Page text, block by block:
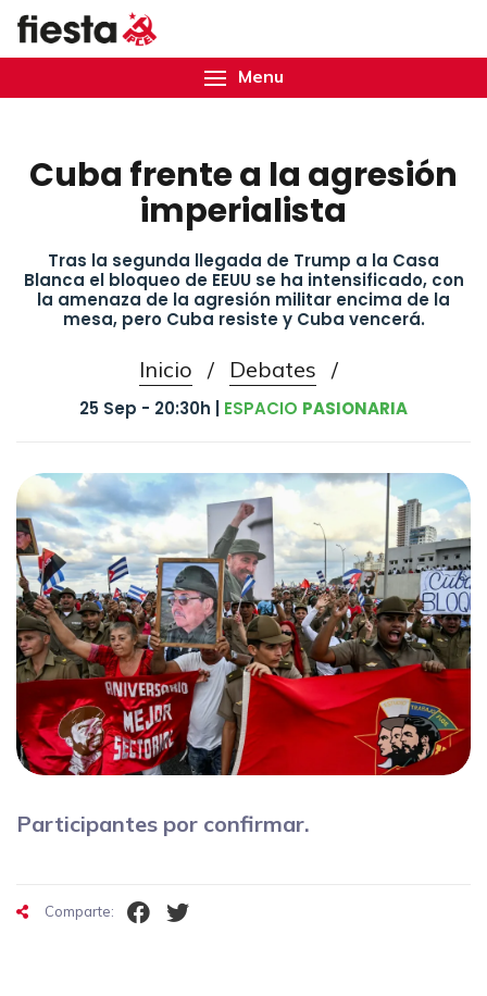
Menu
Cuba frente a la agresión
imperialista
Tras la segunda llegada de Trump a la Casa
Blanca el bloqueo de EEUU se ha intensificado, con
la amenaza de la agresión militar encima de la
mesa, pero Cuba resiste y Cuba vencerá.
Inicio / Debates /
25 Sep - 20:30h | ESPACIO PASIONARIA
Participantes por confirmar.
Comparte: